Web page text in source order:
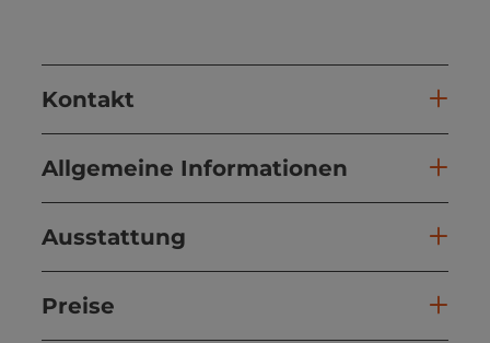
Kontakt
Allgemeine Informationen
Ausstattung
Preise